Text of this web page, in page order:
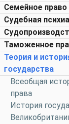
Семейное право
Судебная
Таможенное
Теория и
государства
Всеобщая
права
История